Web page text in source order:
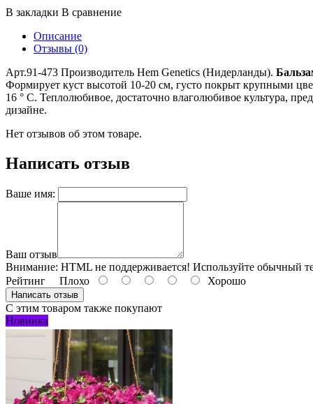
В закладки В сравнение
Описание
Отзывы (0)
Арт.91-473 Производитель Hem Genetics (Нидерланды).
Формирует куст высотой 10-20 см, густо покрыт крупными
16 ° С. Теплолюбивое, достаточно влаголюбивое культура,
дизайне.
Нет отзывов об этом товаре.
Написать отзыв
Ваше имя:
Ваш отзыв
Внимание: HTML не поддерживается! Используйте обычный
Рейтинг Плохо Хорошо
Написать отзыв
С этим товаром также покупают
Новинка